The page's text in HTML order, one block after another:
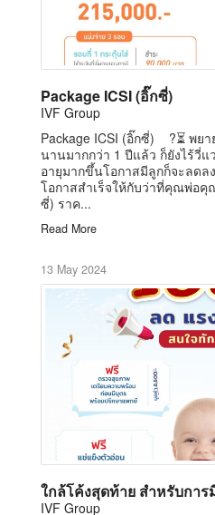
Package ICSI (อิ๊กซี่)
IVF Group
Package ICSI (อิ๊กซี่) ?⏳ พย
นานมากกว่า 1 ปีแล้ว ก็ยังไร้วี่แ
อายุมากขึ้นโอกาสมีลูกก็จะลดล
โอกาสสำเร็จให้กับว่าที่คุณพ่อคุ
ซี่) ราค...
Read More
13 May 2024
ใกล้โค้งสุดท้าย สำหรับการ
IVF Group